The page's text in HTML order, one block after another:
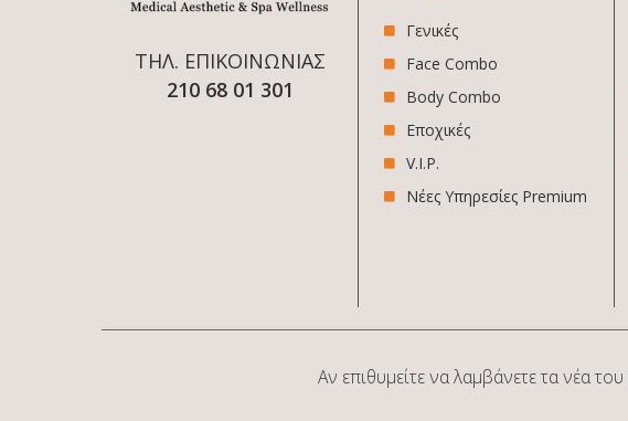
ΤΗΛ. ΕΠΙΚΟΙΝΩΝΙΑΣ
210 68 01 301
Γενικές
Face Combo
Body Combo
Εποχικές
V.I.P.
Νέες Υπηρεσίες Premium
Αν επιθυμείτε να λαμβάνετε τα νέα του